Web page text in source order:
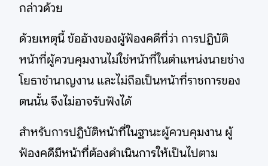
กล่าวด้วย
ด้วยเหตุนี้ ข้ออ้างของผู้ฟ้องคดีที่ว่า การปฏิบัติ
หน้าที่ผู้ควบคุมงานไม่ใช่หน้าที่ในตำแหน่งนายช่าง
โยธาชำนาญงาน และไม่ถือเป็นหน้าที่ราชการของ
ตนนั้น จึงไม่อาจรับฟังได้
สำหรับการปฏิบัติหน้าที่ในฐานะผู้ควบคุมงาน ผู้
ฟ้องคดีมีหน้าที่ต้องดำเนินการให้เป็นไปตาม